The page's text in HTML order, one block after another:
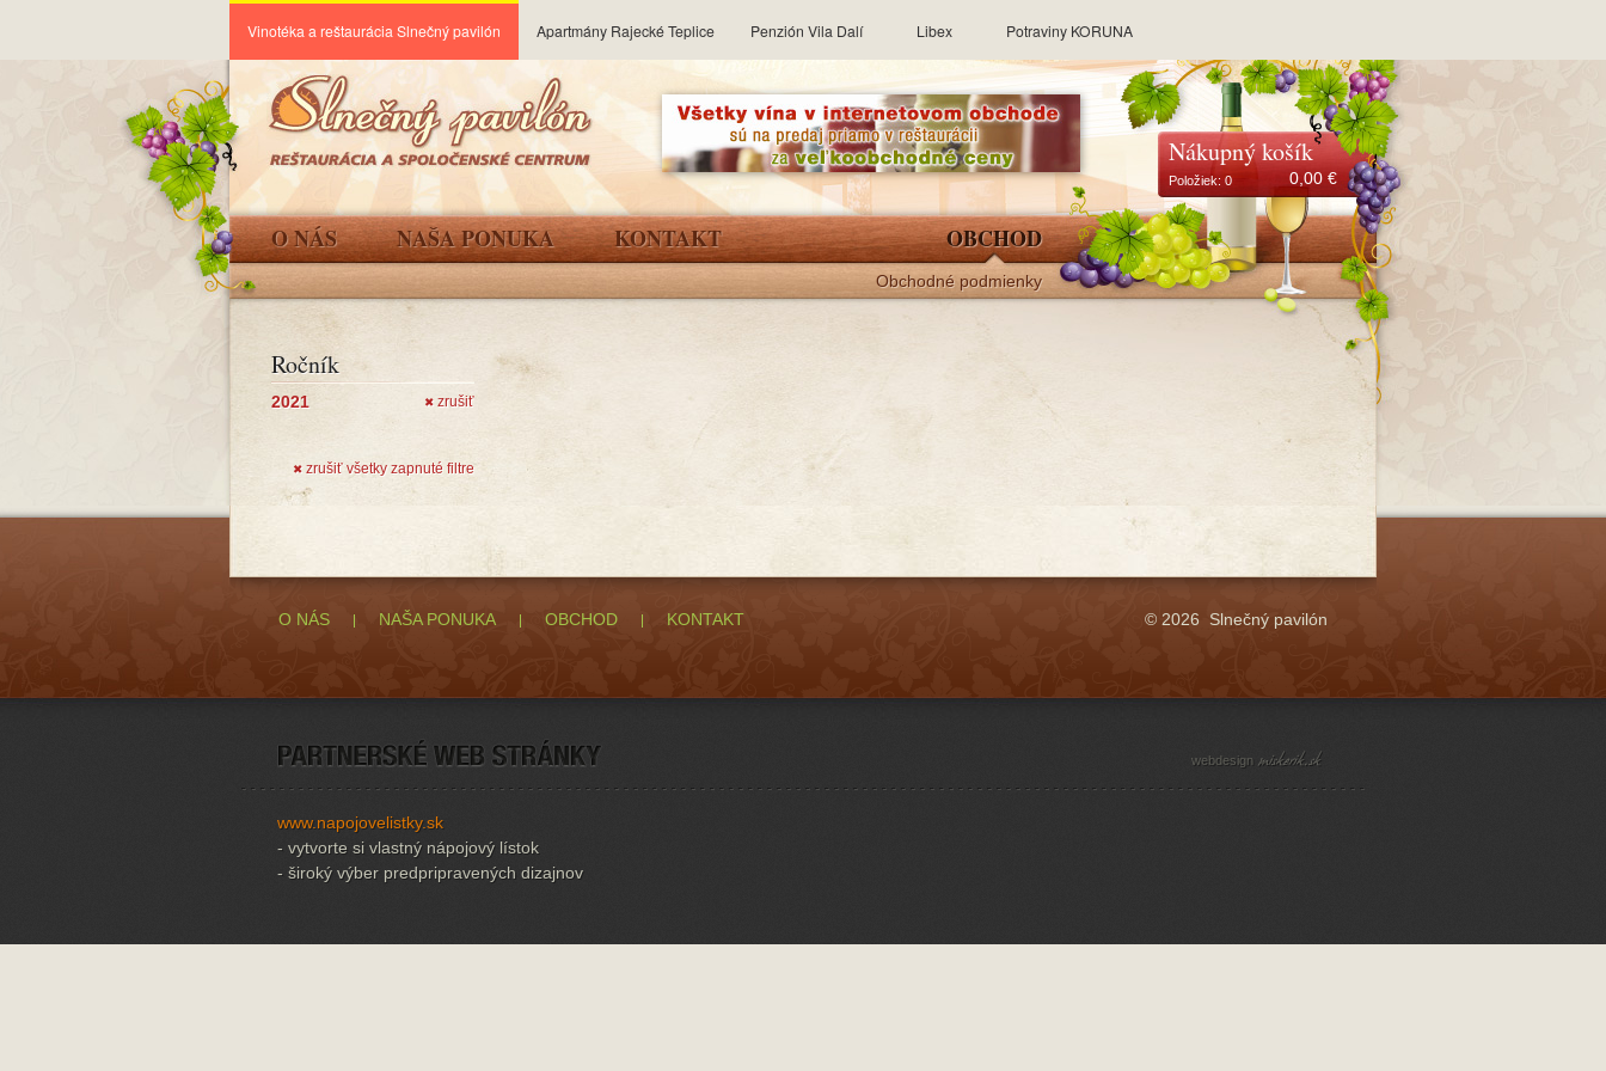
Vinotéka a reštaurácia Slnečný pavilón Apartmány Rajecké Teplice Penzión Vila Dalí Libex Potraviny KORUNA
Nákupný košík
Položiek: 0 0,00 €
O NÁS NAŠA PONUKA KONTAKT OBCHOD
Obchodné podmienky
Ročník
2021 ✖ zrušiť
✖ zrušiť všetky zapnuté filtre
O NÁS NAŠA PONUKA OBCHOD KONTAKT © 2026 Slnečný pavilón
webdesign
www.napojovelistky.sk
- vytvorte si vlastný nápojový lístok
- široký výber predpripravených dizajnov